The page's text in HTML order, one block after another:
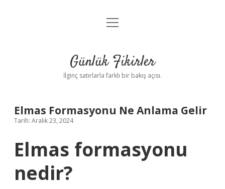
Anasayfa
Yasal Uyarı
menüyü
Günlük Fikirler
İlginç satırlarla farklı bir bakış açısı.
Elmas Formasyonu Ne Anlama Gelir
Tarih: Aralık 23, 2024
Elmas formasyonu
nedir?